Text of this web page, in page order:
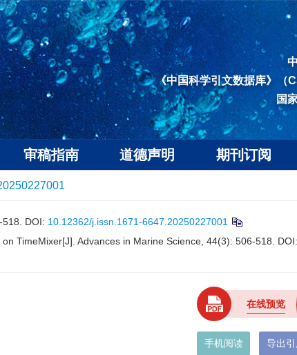
《中国科学引文数据库》（
国
审稿指南 道德声明 期刊订阅
DOI: 10.12362/j.issn.1671-6647.20250227001
TimeMixer[J]. Advances in Marine Science, 44(3): 506-518.
DOI:
在线预览
手机阅读 导出引